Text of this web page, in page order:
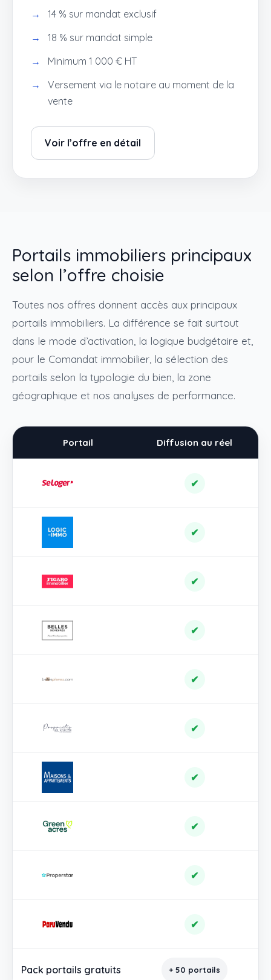
14 % sur mandat exclusif
18 % sur mandat simple
Minimum 1 000 € HT
Versement via le notaire au moment de la
vente
Voir l’offre en détail
Portails immobiliers principaux
selon l’offre choisie
Toutes nos offres donnent accès aux principaux
portails immobiliers. La différence se fait surtout
dans le mode d’activation, la logique budgétaire et,
pour le Comandat immobilier, la sélection des
portails selon la typologie du bien, la zone
géographique et nos analyses de performance.
Portail Diffusion au réel
✔
✔
✔
✔
✔
✔
✔
✔
✔
✔
Pack portails gratuits + 50 portails